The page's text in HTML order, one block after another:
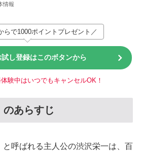
情報
らで1000ポイントプレゼント／
し登録はこのボタンから
験中はいつでもキャンセルOK！
のあらすじ
と呼ばれる主人公の渋沢栄一は、百